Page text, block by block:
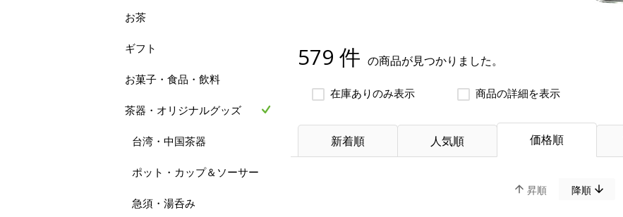
579 件 の商品が見つかりました。
在庫ありのみ表示 商品の詳細を表示
新着順 人気順 価格順
昇順 降順
お茶
ギフト
お菓子・食品・飲料
茶器・オリジナルグッズ
台湾・中国茶器
ポット・カップ＆ソーサー
急須・湯呑み